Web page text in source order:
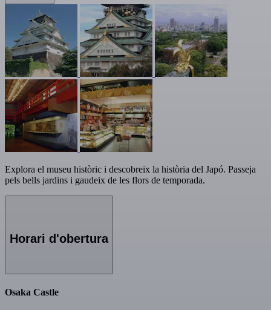
Explora el museu històric i descobreix la història del Japó. Passeja
pels bells jardins i gaudeix de les flors de temporada.
Horari d'obertura
Osaka Castle